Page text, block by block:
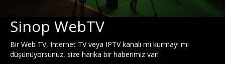
Sinop WebTV
Bir Web TV, Internet TV veya IPTV kanalı mı kurmayı mı
düşünüyorsunuz, size harika bir haberimiz var!